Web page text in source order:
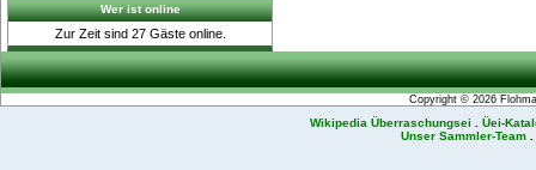
Wer ist online
Zur Zeit sind 27 Gäste online.
Copyright © 2026
Wikipedia Überraschungsei
Üei-
Unser Sammler-Team